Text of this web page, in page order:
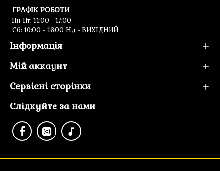
ГРАФІК РОБОТИ
Пн-Пт: 11:00 - 17:00
Cб: 10:00 - 16:00 Нд - ВИХІДНИЙ
Інформація
Мій аккаунт
Сервісні сторінки
Слідкуйте за нами